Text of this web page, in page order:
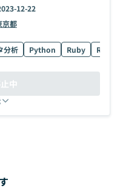
12-22
京都
分析 Python Ruby Ruby
中